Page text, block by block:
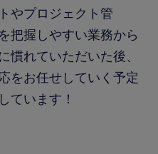
プロジェクト管
握しやすい業務から
れていただいた後、
をお任せしていく予定
ています！